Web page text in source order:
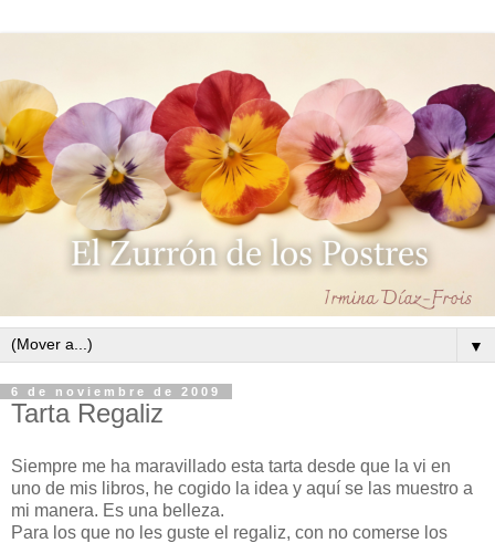
▼
6 de noviembre de 2009
Tarta Regaliz
Siempre me ha maravillado esta tarta desde que la vi en
uno de mis libros, he cogido la idea y aquí se las muestro a
mi manera. Es una belleza.
Para los que no les guste el regaliz, con no comerse los